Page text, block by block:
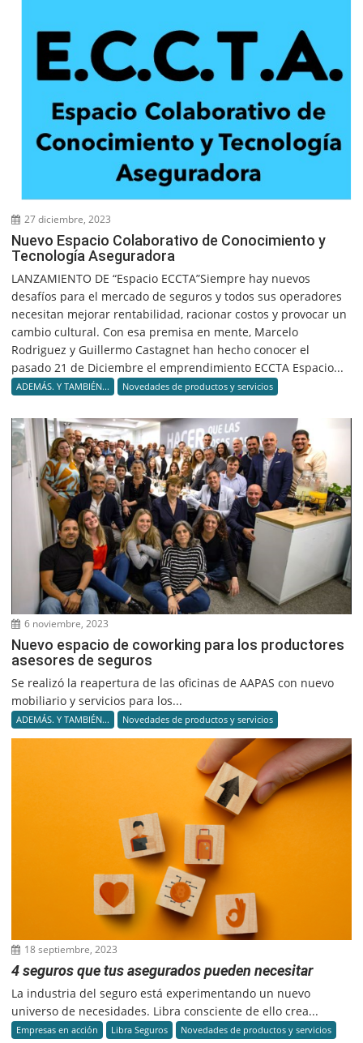
27 diciembre, 2023
Nuevo Espacio Colaborativo de Conocimiento y
Tecnología Aseguradora
LANZAMIENTO DE “Espacio ECCTA”Siempre hay nuevos
desafíos para el mercado de seguros y todos sus operadores
necesitan mejorar rentabilidad, racionar costos y provocar un
cambio cultural. Con esa premisa en mente, Marcelo
Rodriguez y Guillermo Castagnet han hecho conocer el
pasado 21 de Diciembre el emprendimiento ECCTA Espacio...
ADEMÁS. Y TAMBIÉN... Novedades de productos y servicios
6 noviembre, 2023
Nuevo espacio de coworking para los productores
asesores de seguros
Se realizó la reapertura de las oficinas de AAPAS con nuevo
mobiliario y servicios para los...
ADEMÁS. Y TAMBIÉN... Novedades de productos y servicios
18 septiembre, 2023
4 seguros que tus asegurados pueden necesitar
La industria del seguro está experimentando un nuevo
universo de necesidades. Libra consciente de ello crea...
Empresas en acción Libra Seguros Novedades de productos y servicios